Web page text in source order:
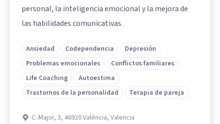
personal, la inteligencia emocional y la mejora de
las habilidades comunicativas.
Ansiedad Codependencia
Depresión
Problemas emocionales
Conflictos familiares
Life Coaching
Autoestima
Trastornos de la personalidad
Terapia de pareja
C. Major, 3, 46920 València, Valencia